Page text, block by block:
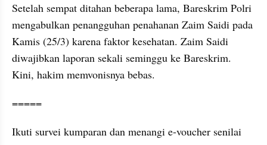
Setelah sempat ditahan beberapa lama, Bareskrim Polri
mengabulkan penangguhan penahanan Zaim Saidi pada
Kamis (25/3) karena faktor kesehatan. Zaim Saidi
diwajibkan laporan sekali seminggu ke Bareskrim.
Kini, hakim memvonisnya bebas.
=====
Ikuti survei kumparan dan menangi e-voucher senilai